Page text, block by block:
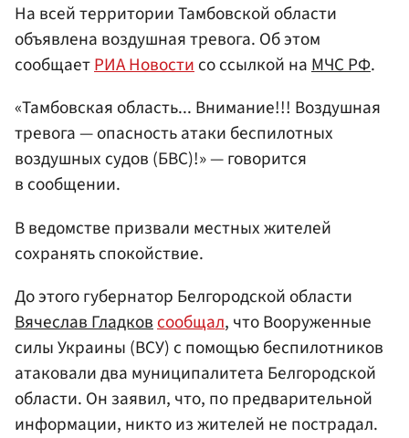
На всей территории Тамбовской области
объявлена воздушная тревога. Об этом
сообщаетРИА Новостисо ссылкой наМЧС РФ.
«Тамбовская область... Внимание!!! Воздушная
тревога — опасность атаки беспилотных
воздушных судов (БВС)!» — говорится
в сообщении.
В ведомстве призвали местных жителей
сохранять спокойствие.
До этого губернатор Белгородской области
Вячеслав Гладковсообщал, что Вооруженные
силы Украины (ВСУ) с помощью беспилотников
атаковали два муниципалитета Белгородской
области. Он заявил, что, по предварительной
информации, никто из жителей не пострадал.